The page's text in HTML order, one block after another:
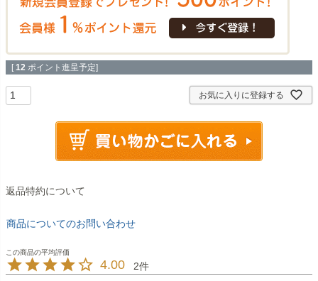
[ 12 ポイント進呈予定]
お気に入りに登録する
返品特約について
商品についてのお問い合わせ
4.00 2